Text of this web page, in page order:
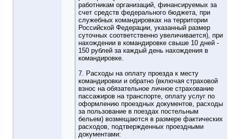
работникам организаций, финансируемых за
счет средств федерального бюджета, при
служебных командировках на территории
Российской Федерации, указанный размер
суточных соответственно увеличивается), при
нахождении в командировке свыше 10 дней -
150 рублей за каждый день нахождения в
командировке.
7. Расходы на оплату проезда к месту
командировки и обратно (включая страховой
взнос на обязательное личное страхование
пассажиров на транспорте, оплату услуг по
оформлению проездных документов, расходы
за пользование в поездах постельным
бельем) возмещаются в размере фактических
расходов, подтвержденных проездными
документами: